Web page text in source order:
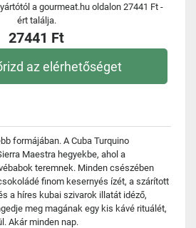
a gourmeat.hu oldalon 27441 Ft -
ért találja.
27441 Ft
az elérhetőséget
formájában. A Cuba Turquino
Maestra hegyekbe, ahol a
teremnek. Minden csészében
finom kesernyés ízét, a szárított
a híres kubai szivarok illatát idéző,
meg magának egy kis kávé rituálét,
Akár minden nap.